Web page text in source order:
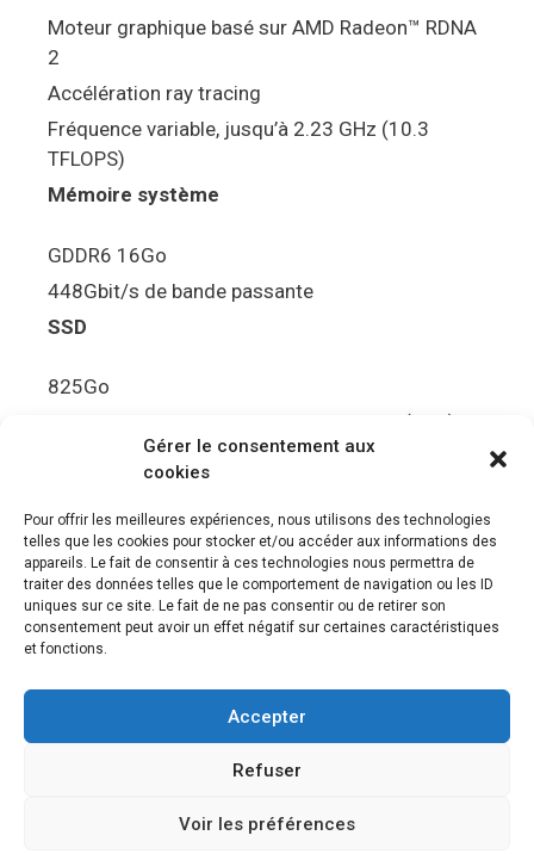
Gérer le consentement aux
cookies
Pour offrir les meilleures expériences, nous utilisons des technologies
telles que les cookies pour stocker et/ou accéder aux informations des
appareils. Le fait de consentir à ces technologies nous permettra de
traiter des données telles que le comportement de navigation ou les ID
uniques sur ce site. Le fait de ne pas consentir ou de retirer son
consentement peut avoir un effet négatif sur certaines caractéristiques
et fonctions.
Accepter
Refuser
Voir les préférences
Moteur graphique basé sur AMD Radeon™ RDNA
2
Accélération ray tracing
Fréquence variable, jusqu’à 2.23 GHz (10.3
TFLOPS)
Mémoire système
GDDR6 16Go
448Gbit/s de bande passante
SSD
825Go
5.5Gbit/s de bande passante en lecture (Brut)
Disque de jeu PS5
Ultra HD Blu-ray™, jusqu’à 100Go/disque
Sortie vidéo
Compatibilité avec les téléviseurs 4K 120Hz et
8K, VRR (spécification HDMI v. 2.1)
“Tempest” 3D AudioTec